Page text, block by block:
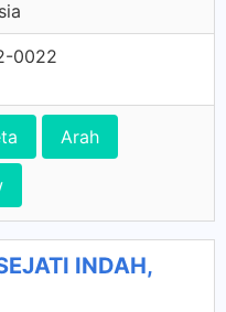
0022
Arah
INDAH,